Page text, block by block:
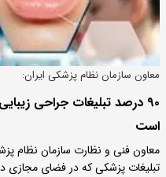
معاون سازمان نظام پزشکی ایران:
۹۰ درصد تبلیغات جراحی
است
معاون فنی و نظارت سازمان نظام
تبلیغات پزشکی که در فضای مجازی